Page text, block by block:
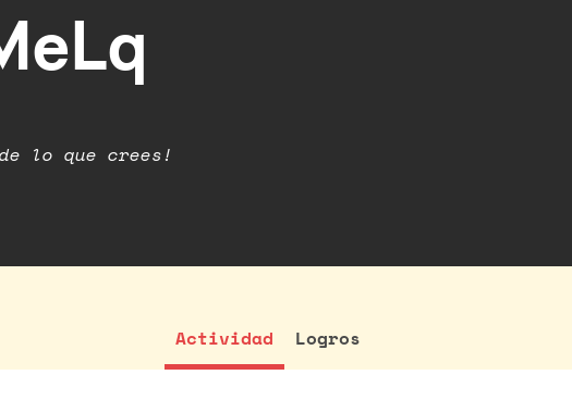
lo que crees!
Actividad Logros